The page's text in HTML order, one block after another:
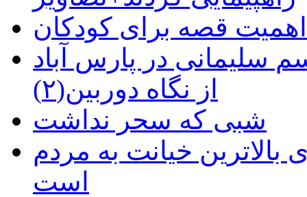
سلیمانی در پارس آباد
از نگاه دوربین(۲)
شبی که سحر نداشت
خیانت به مردم
است